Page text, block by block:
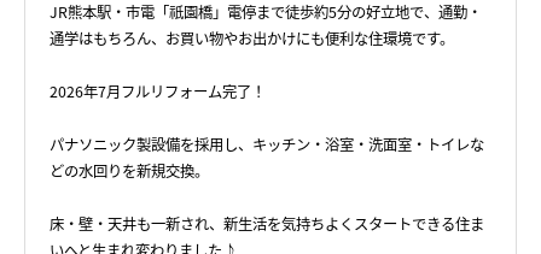
JR熊本駅・市電「祇園橋」電停まで徒歩約5分の好立地で、通勤・
通学はもちろん、お買い物やお出かけにも便利な住環境です。
2026年7月フルリフォーム完了！
パナソニック製設備を採用し、キッチン・浴室・洗面室・トイレな
どの水回りを新規交換。
床・壁・天井も一新され、新生活を気持ちよくスタートできる住ま